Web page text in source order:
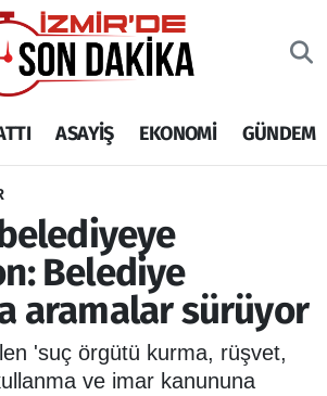
ASAYİŞ EKONOMİ GÜNDEM
Belediye
aramalar sürüyor
'suç örgütü kurma, rüşvet,
ve imar kanununa
Eczaneler
Vakitleri
Haritası
ve Fikstür